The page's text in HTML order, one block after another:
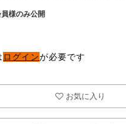
様のみ公開
ログインが必要です
お気に入り